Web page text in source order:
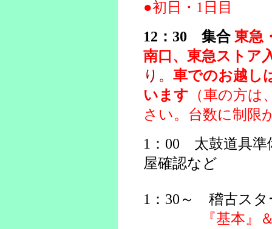
●初日・1日目
12：30
集合東急
南口、東急ストア
り。 車でのお越し
います （車の方
さい。台数に制限
1：00 太鼓道具
屋確認など
1：30～ 稽古ス
『基本』